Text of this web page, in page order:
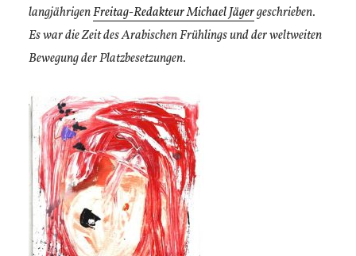
langjährigenFreitag-Redakteur Michael Jägergeschrieben.
Es war die Zeit des Arabischen Frühlings und der weltweiten
Bewegung der Platzbesetzungen.